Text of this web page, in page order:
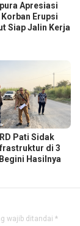
Apresiasi
Erupsi
Siap Jalin Kerja
Pati Sidak
di 3
Hasilnya
wajib ditandai *